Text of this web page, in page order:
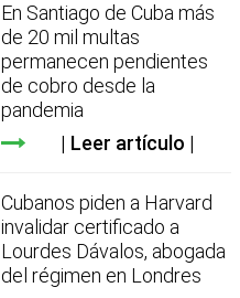
En Santiago de Cuba más
de 20 mil multas
permanecen pendientes
de cobro desde la
pandemia
Leer artículo
Cubanos piden a Harvard
invalidar certificado a
Lourdes Dávalos, abogada
del régimen en Londres